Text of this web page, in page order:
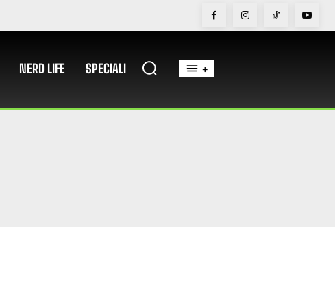
NERD LIFE SPECIALI +